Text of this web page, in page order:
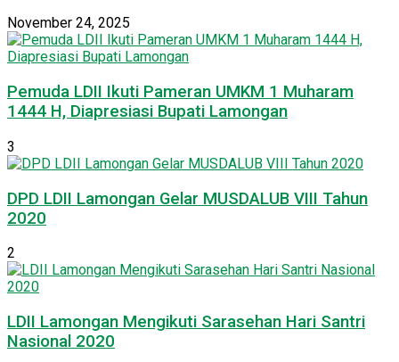
November 24, 2025
Pemuda LDII Ikuti Pameran UMKM 1 Muharam
1444 H, Diapresiasi Bupati Lamongan
3
DPD LDII Lamongan Gelar MUSDALUB VIII Tahun
2020
2
LDII Lamongan Mengikuti Sarasehan Hari Santri
Nasional 2020